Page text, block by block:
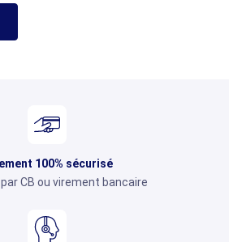
100% sécurisé
CB ou virement bancaire